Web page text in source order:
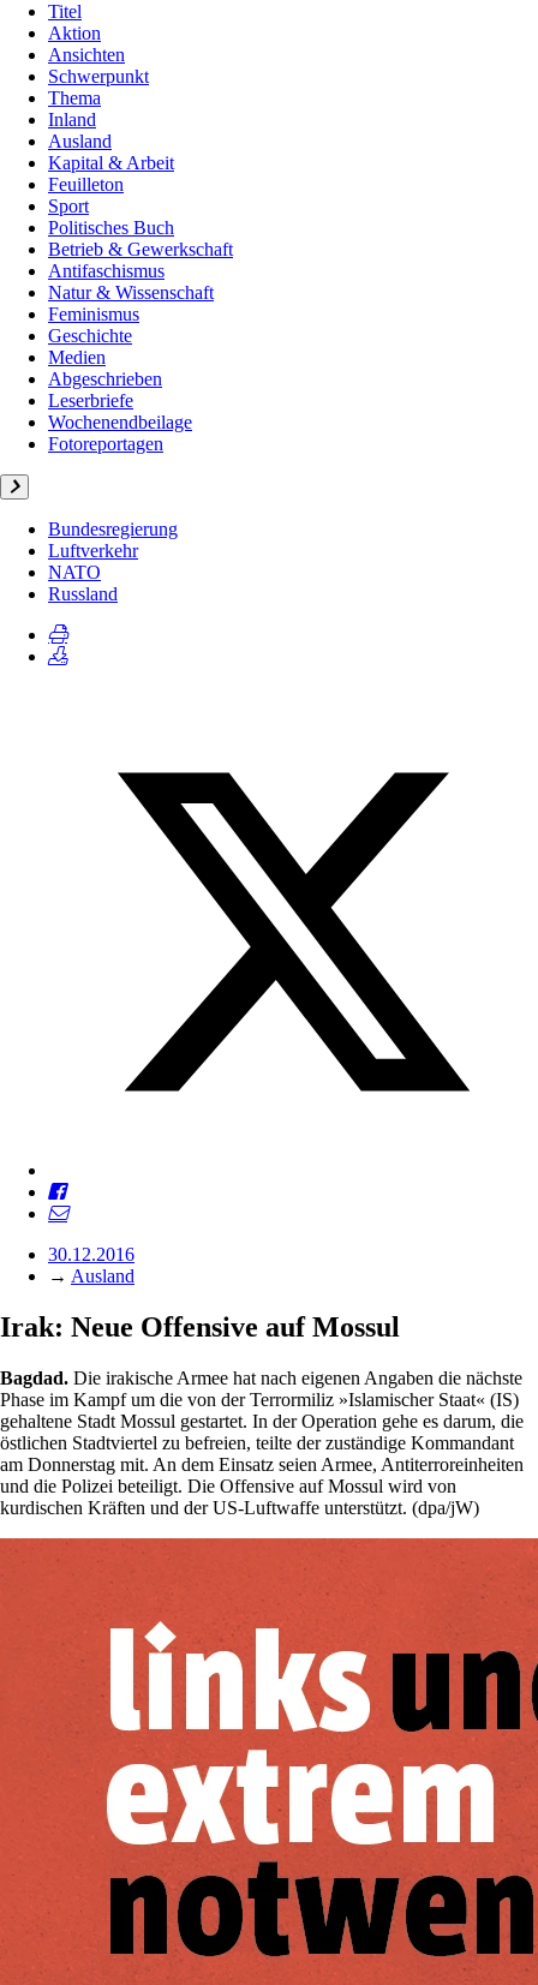
Titel
Aktion
Ansichten
Schwerpunkt
Thema
Inland
Ausland
Kapital & Arbeit
Feuilleton
Sport
Politisches Buch
Betrieb & Gewerkschaft
Antifaschismus
Natur & Wissenschaft
Feminismus
Geschichte
Medien
Abgeschrieben
Leserbriefe
Wochenendbeilage
Fotoreportagen
Bundesregierung
Luftverkehr
NATO
Russland
30.12.2016
→ Ausland
Irak: Neue Offensive auf Mossul
Bagdad. Die irakische Armee hat nach eigenen Angaben die nächste
Phase im Kampf um die von der Terrormiliz »Islamischer Staat« (IS)
gehaltene Stadt Mossul gestartet. In der Operation gehe es darum, die
östlichen Stadtviertel zu befreien, teilte der zuständige Kommandant
am Donnerstag mit. An dem Einsatz seien Armee, Antiterroreinheiten
und die Polizei beteiligt. Die Offensive auf Mossul wird von
kurdischen Kräften und der US-Luftwaffe unterstützt. (dpa/jW)